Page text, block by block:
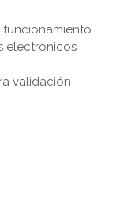
funcionamiento.
electrónicos
validación